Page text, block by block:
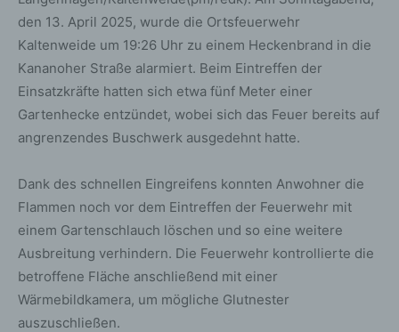
den 13. April 2025, wurde die Ortsfeuerwehr
Kaltenweide um 19:26 Uhr zu einem Heckenbrand in die
Kananoher Straße alarmiert. Beim Eintreffen der
Einsatzkräfte hatten sich etwa fünf Meter einer
Gartenhecke entzündet, wobei sich das Feuer bereits auf
angrenzendes Buschwerk ausgedehnt hatte.
Dank des schnellen Eingreifens konnten Anwohner die
Flammen noch vor dem Eintreffen der Feuerwehr mit
einem Gartenschlauch löschen und so eine weitere
Ausbreitung verhindern. Die Feuerwehr kontrollierte die
betroffene Fläche anschließend mit einer
Wärmebildkamera, um mögliche Glutnester
auszuschließen.